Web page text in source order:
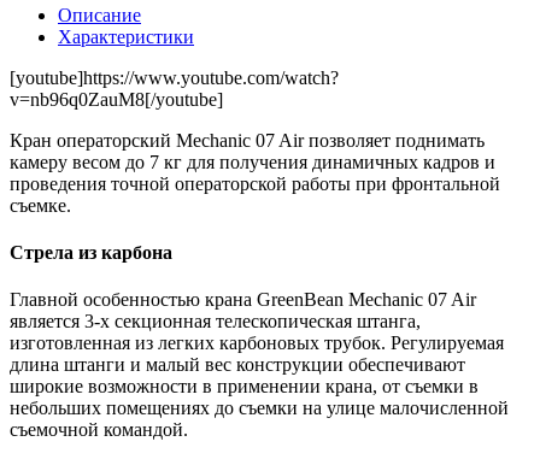
Описание
Характеристики
[youtube]https://www.youtube.com/watch?
v=nb96q0ZauM8[/youtube]
Кран операторский Mechanic 07 Air позволяет поднимать
камеру весом до 7 кг для получения динамичных кадров и
проведения точной операторской работы при фронтальной
съемке.
Стрела из карбона
Главной особенностью крана GreenBean Mechanic 07 Air
является 3-х секционная телескопическая штанга,
изготовленная из легких карбоновых трубок. Регулируемая
длина штанги и малый вес конструкции обеспечивают
широкие возможности в применении крана, от съемки в
небольших помещениях до съемки на улице малочисленной
съемочной командой.